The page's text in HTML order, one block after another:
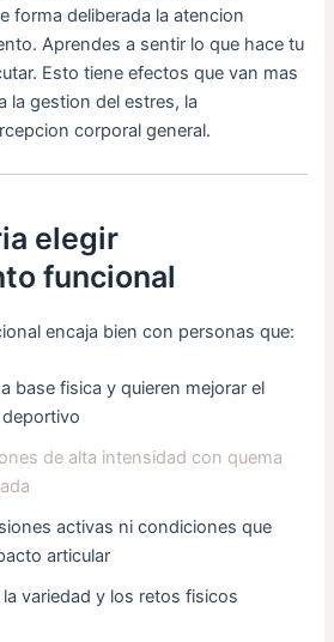
forma deliberada la atencion
Aprendes a sentir lo que hace tu
Esto tiene efectos que van mas
la gestion del estres, la
corporal general.
elegir
funcional
encaja bien con personas que:
base fisica y quieren mejorar el
de alta intensidad con quema
activas ni condiciones que
articular
variedad y los retos fisicos